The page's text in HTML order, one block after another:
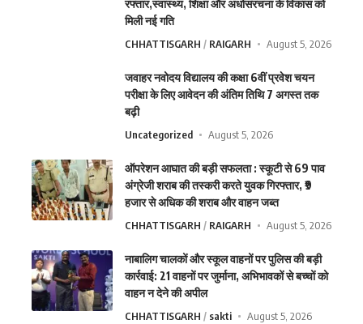
रफ्तार,स्वास्थ्य, शिक्षा और अधोसंरचना के विकास को
मिली नई गति
CHHATTISGARH RAIGARH August 5, 2026
जवाहर नवोदय विद्यालय की कक्षा 6वीं प्रवेश चयन
परीक्षा के लिए आवेदन की अंतिम तिथि 7 अगस्त तक
बढ़ी
Uncategorized August 5, 2026
ऑपरेशन आघात की बड़ी सफलता : स्कूटी से 69 पाव
अंग्रेजी शराब की तस्करी करते युवक गिरफ्तार, ₹9
हजार से अधिक की शराब और वाहन जब्त
CHHATTISGARH RAIGARH August 5, 2026
नाबालिग चालकों और स्कूल वाहनों पर पुलिस की बड़ी
कार्रवाई: 21 वाहनों पर जुर्माना, अभिभावकों से बच्चों को
वाहन न देने की अपील
CHHATTISGARH sakti August 5, 2026